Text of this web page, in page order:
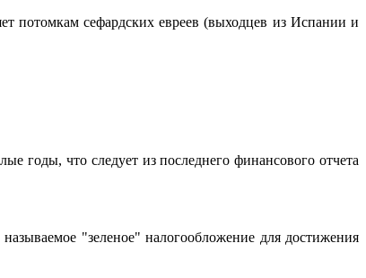
потомкам сефардских евреев (выходцев из Испании и
годы, что следует из последнего финансового отчета
"зеленое" налогообложение для достижения